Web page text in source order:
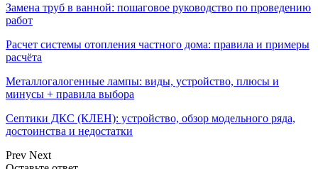
Замена труб в ванной: пошаговое руководство по проведению
работ
Расчет системы отопления частного дома: правила и примеры
расчёта
Металлогалогенные лампы: виды, устройство, плюсы и
минусы + правила выбора
Септики ДКС (КЛЕН): устройство, обзор модельного ряда,
достоинства и недостатки
Prev Next